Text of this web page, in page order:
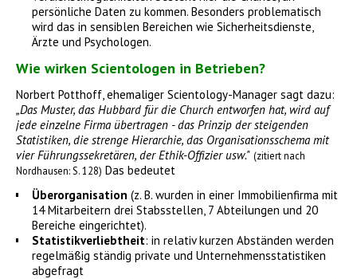
persönliche Daten zu kommen. Besonders problematisch
wird das in sensiblen Bereichen wie Sicherheitsdienste,
Ärzte und Psychologen.
Wie wirken Scientologen in Betrieben?
Norbert Potthoff, ehemaliger Scientology-Manager sagt dazu:
„Das Muster, das Hubbard für die Church entworfen hat, wird auf
jede einzelne Firma übertragen - das Prinzip der steigenden
Statistiken, die strenge Hierarchie, das Organisationsschema mit
vier Führungssekretären, der Ethik-Offizier usw." (zitiert nach
Nordhausen: S. 128) Das bedeutet
Überorganisation (z. B. wurden in einer Immobilienfirma mit
14 Mitarbeitern drei Stabsstellen, 7 Abteilungen und 20
Bereiche eingerichtet).
Statistikverliebtheit: in relativ kurzen Abständen werden
regelmäßig ständig private und Unternehmensstatistiken
abgefragt